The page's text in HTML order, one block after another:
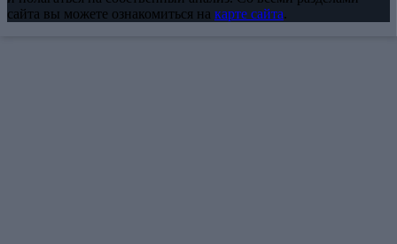
сайта вы можете ознакомиться на карте сайта.